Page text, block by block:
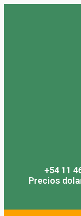
+54 11
Precios